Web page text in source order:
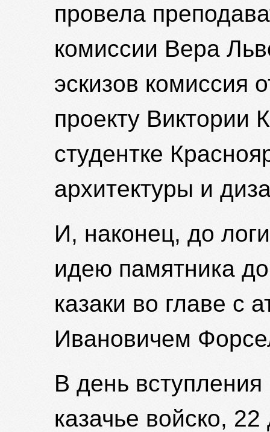
провела
комиссии Вера
эскизов комиссия
проекту Виктории
студентке
архитектуры и
И, наконец, до
идею памятника
казаки во главе с
Ивановичем
В день вступления
казачье войско,